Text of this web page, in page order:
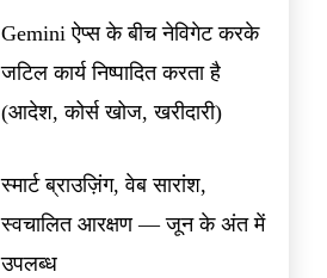
Gemini ऐप्स के बीच नेविगेट करके
जटिल कार्य निष्पादित करता है
(आदेश, कोर्स खोज, खरीदारी)
स्मार्ट ब्राउज़िंग, वेब सारांश,
स्वचालित आरक्षण — जून के अंत में
उपलब्ध